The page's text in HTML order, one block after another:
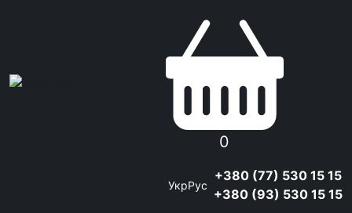
0
УкрРус
+380 (77) 530 15 15
+380 (93) 530 15 15